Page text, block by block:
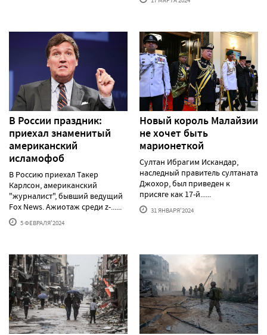
В России праздник:
приехал знаменитый
американский
исламофоб
В Россию приехал Такер
Карлсон, американский
"журналист", бывший ведущий
Fox News. Ажиотаж среди z-......
5 ФЕВРАЛЯ'2024
Новый король Малайзии
не хочет быть
марионеткой
Султан Ибрагим Искандар,
наследный правитель султаната
Джохор, был приведен к
присяге как 17-й......
31 ЯНВАРЯ'2024